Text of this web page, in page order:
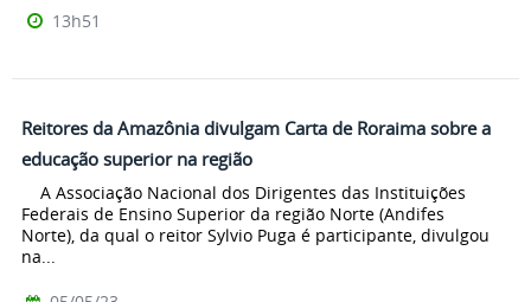
13h51
Reitores da Amazônia divulgam Carta de Roraima sobre a
educação superior na região
A Associação Nacional dos Dirigentes das Instituições
Federais de Ensino Superior da região Norte (Andifes
Norte), da qual o reitor Sylvio Puga é participante, divulgou
na...